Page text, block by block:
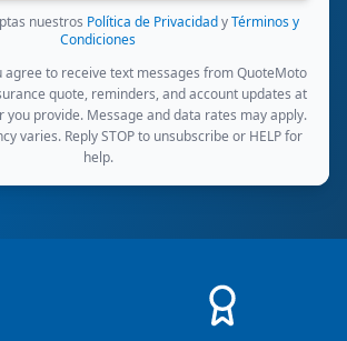
nuestros Política de Privacidad y Términos y
Condiciones
agree to receive text messages from QuoteMoto
quote, reminders, and account updates at
you provide. Message and data rates may apply.
varies. Reply STOP to unsubscribe or HELP for
help.